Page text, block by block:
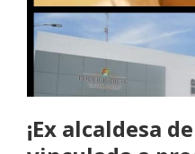
¡Ex alcaldesa